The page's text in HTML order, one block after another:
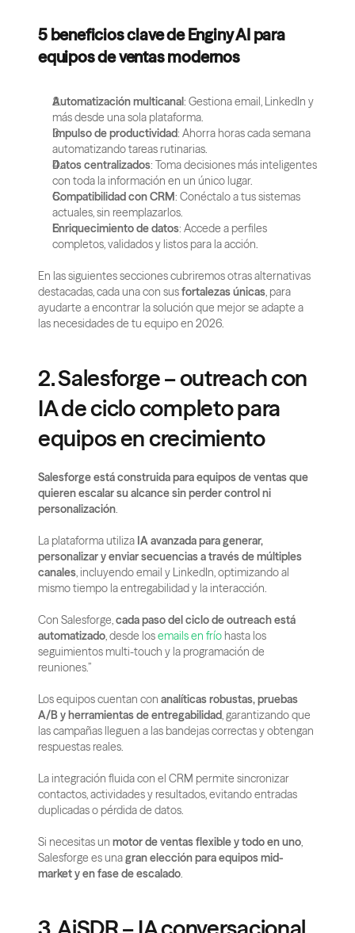
5 beneficios clave de Enginy AI para
equipos de ventas modernos
Automatización multicanal: Gestiona email, LinkedIn y
más desde una sola plataforma.
Impulso de productividad: Ahorra horas cada semana
automatizando tareas rutinarias.
Datos centralizados: Toma decisiones más inteligentes
con toda la información en un único lugar.
Compatibilidad con CRM: Conéctalo a tus sistemas
actuales, sin reemplazarlos.
Enriquecimiento de datos: Accede a perfiles
completos, validados y listos para la acción.
En las siguientes secciones cubriremos otras alternativas
destacadas, cada una con sus fortalezas únicas, para
ayudarte a encontrar la solución que mejor se adapte a
las necesidades de tu equipo en 2026.
2. Salesforge – outreach con
IA de ciclo completo para
equipos en crecimiento
Salesforge está construida para equipos de ventas que
quieren escalar su alcance sin perder control ni
personalización.
La plataforma utiliza IA avanzada para generar,
personalizar y enviar secuencias a través de múltiples
canales, incluyendo email y LinkedIn, optimizando al
mismo tiempo la entregabilidad y la interacción.
Con Salesforge, cada paso del ciclo de outreach está
automatizado, desde los emails en frío hasta los
seguimientos multi-touch y la programación de
reuniones.”
Los equipos cuentan con analíticas robustas, pruebas
A/B y herramientas de entregabilidad, garantizando que
las campañas lleguen a las bandejas correctas y obtengan
respuestas reales.
La integración fluida con el CRM permite sincronizar
contactos, actividades y resultados, evitando entradas
duplicadas o pérdida de datos.
Si necesitas un motor de ventas flexible y todo en uno,
Salesforge es una gran elección para equipos mid-
market y en fase de escalado.